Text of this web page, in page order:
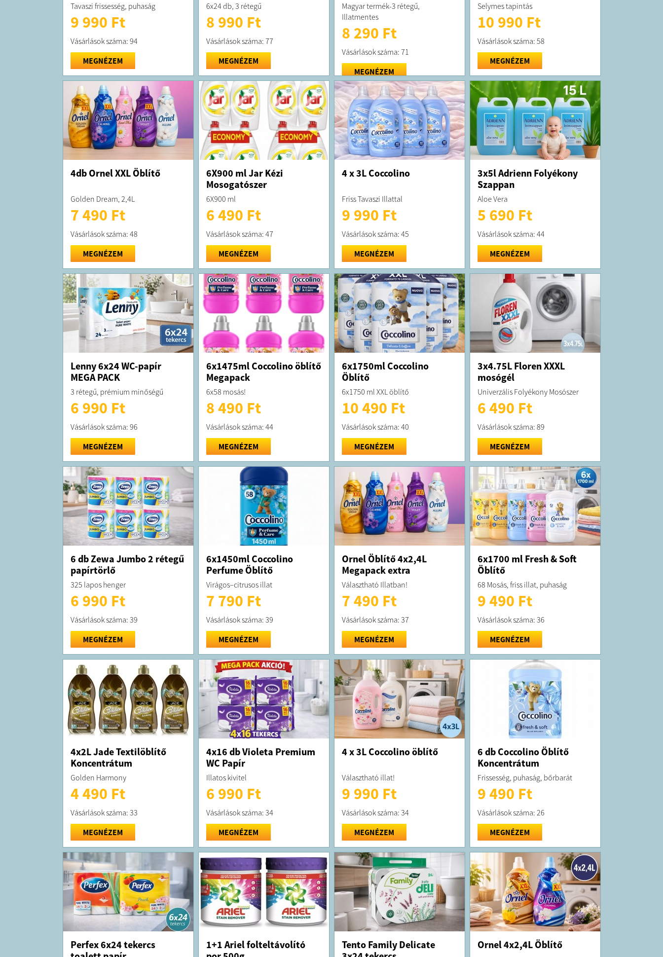
Tavaszi frissesség, puhaság
9 990 Ft
Vásárlások száma: 94
MEGNÉZEM
6x24 db, 3 rétegű
8 990 Ft
Vásárlások száma: 77
MEGNÉZEM
Magyar termék-3 rétegű,
Illatmentes
8 290 Ft
Vásárlások száma: 71
MEGNÉZEM
Selymes tapintás
10 990 Ft
Vásárlások száma: 58
MEGNÉZEM
4db Ornel XXL Öblítő
Golden Dream, 2,4L
7 490 Ft
Vásárlások száma: 48
MEGNÉZEM
6X900 ml Jar Kézi
Mosogatószer
6X900 ml
6 490 Ft
Vásárlások száma: 47
MEGNÉZEM
4 x 3L Coccolino
Friss Tavaszi Illattal
9 990 Ft
Vásárlások száma: 45
MEGNÉZEM
3x5l Adrienn Folyékony
Szappan
Aloe Vera
5 690 Ft
Vásárlások száma: 44
MEGNÉZEM
Lenny 6x24 WC-papír
MEGA PACK
3 rétegű, prémium minőségű
6 990 Ft
Vásárlások száma: 96
MEGNÉZEM
6x1475ml Coccolino öblítő
Megapack
6x58 mosás!
8 490 Ft
Vásárlások száma: 44
MEGNÉZEM
6x1750ml Coccolino
Öblítő
6x1750 ml XXL öblítő
10 490 Ft
Vásárlások száma: 40
MEGNÉZEM
3x4.75L Floren XXXL
mosógél
Univerzális Folyékony Mosószer
6 490 Ft
Vásárlások száma: 89
MEGNÉZEM
6 db Zewa Jumbo 2 rétegű
papírtörlő
325 lapos henger
6 990 Ft
Vásárlások száma: 39
MEGNÉZEM
6x1450ml Coccolino
Perfume Öblítő
Virágos–citrusos illat
7 790 Ft
Vásárlások száma: 39
MEGNÉZEM
Ornel Öblítő 4x2,4L
Megapack extra
Választható Illatban!
7 490 Ft
Vásárlások száma: 37
MEGNÉZEM
6x1700 ml Fresh & Soft
Öblítő
68 Mosás, friss illat, puhaság
9 490 Ft
Vásárlások száma: 36
MEGNÉZEM
4x2L Jade Textilöblítő
Koncentrátum
Golden Harmony
4 490 Ft
Vásárlások száma: 33
MEGNÉZEM
4x16 db Violeta Premium
WC Papír
Illatos kivitel
6 990 Ft
Vásárlások száma: 34
MEGNÉZEM
4 x 3L Coccolino öblítő
Választható illat!
9 990 Ft
Vásárlások száma: 34
MEGNÉZEM
6 db Coccolino Öblítő
Koncentrátum
Frissesség, puhaság, bőrbarát
9 490 Ft
Vásárlások száma: 26
MEGNÉZEM
Perfex 6x24 tekercs
1+1 Ariel folteltávolító
Tento Family Delicate
Ornel 4x2,4L Öblítő